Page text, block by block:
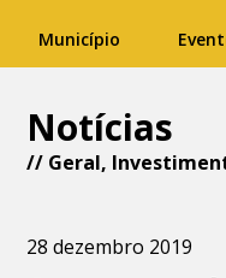
Município
Notícias
// Geral,
28 dezembro 2019